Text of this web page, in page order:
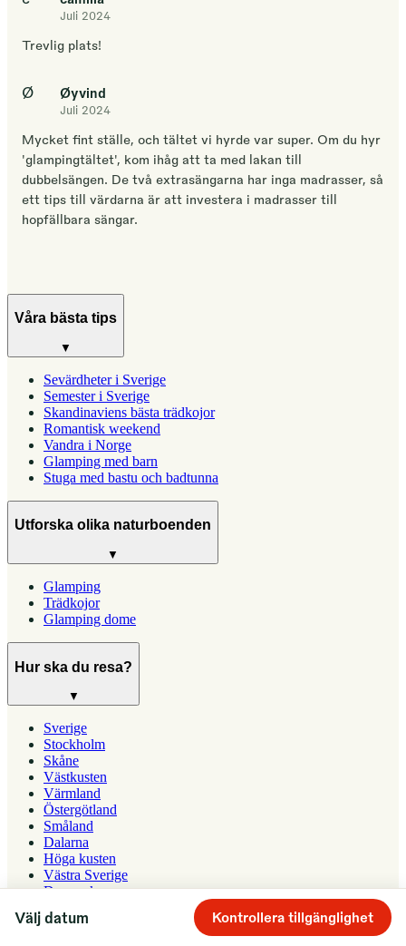
Juli 2024
Trevlig plats!
Ø Øyvind
Juli 2024
Mycket fint ställe, och tältet vi hyrde var super. Om du hyr
'glampingtältet', kom ihåg att ta med lakan till
dubbelsängen. De två extrasängarna har inga madrasser, så
ett tips till värdarna är att investera i madrasser till
hopfällbara sängar.
Välj datum Kontrollera tillgänglighet
Våra bästa tips
▼
Sevärdheter i Sverige
Semester i Sverige
Skandinaviens bästa trädkojor
Romantisk weekend
Vandra i Norge
Glamping med barn
Stuga med bastu och badtunna
Utforska olika naturboenden
▼
Glamping
Trädkojor
Glamping dome
Hur ska du resa?
▼
Sverige
Stockholm
Skåne
Västkusten
Värmland
Östergötland
Småland
Dalarna
Höga kusten
Västra Sverige
Danmark